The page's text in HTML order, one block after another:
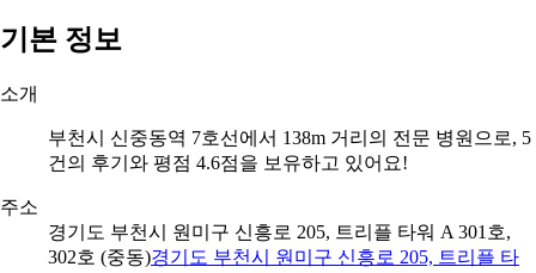
기본 정보
소개
부천시 신중동역 7호선에서 138m 거리의 전문 병원으로, 5
건의 후기와 평점 4.6점을 보유하고 있어요!
주소
경기도 부천시 원미구 신흥로 205, 트리플 타워 A 301호,
302호 (중동)경기도 부천시 원미구 신흥로 205, 트리플 타